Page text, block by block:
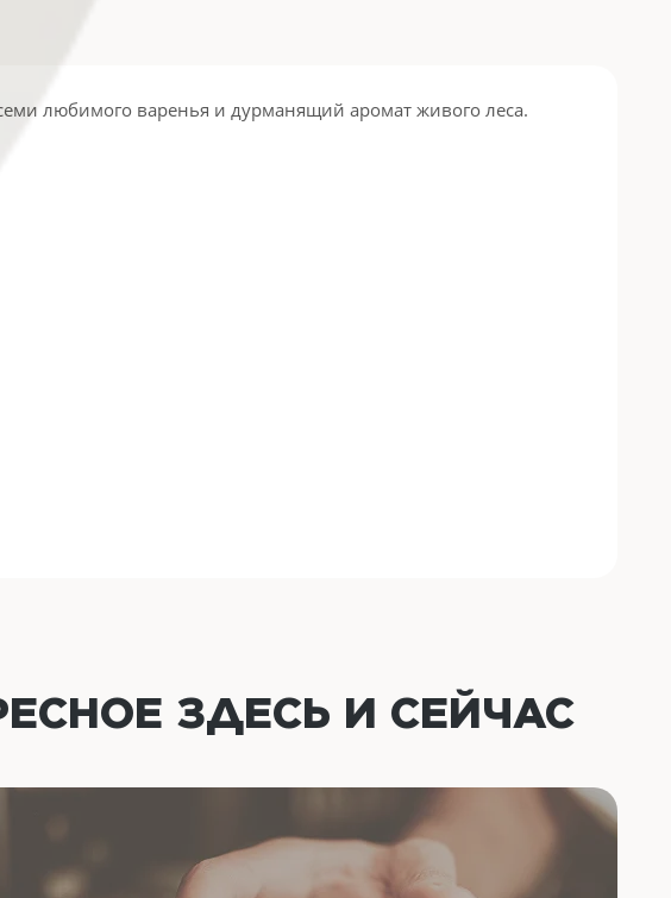
любимого варенья и дурманящий аромат живого леса.
ЗДЕСЬ И СЕЙЧАС